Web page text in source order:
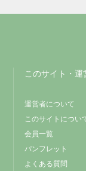
このサイト・運
運営者について
このサイトについ
会員一覧
パンフレット
よくある質問